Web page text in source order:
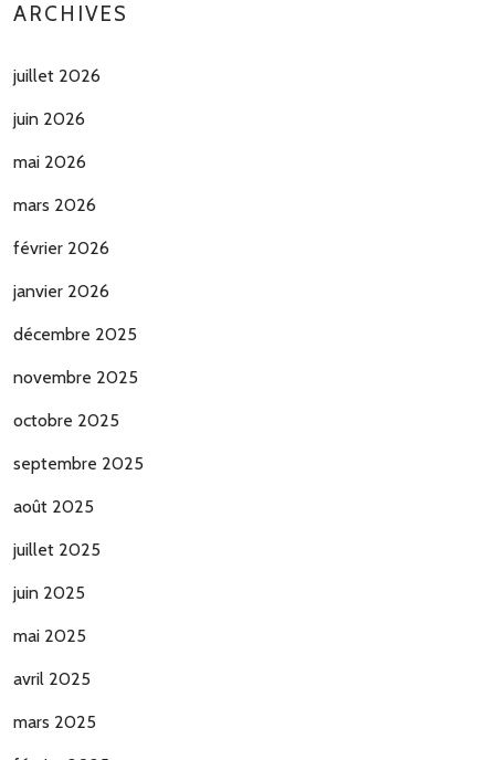
ARCHIVES
juillet 2026
juin 2026
mai 2026
mars 2026
février 2026
janvier 2026
décembre 2025
novembre 2025
octobre 2025
septembre 2025
août 2025
juillet 2025
juin 2025
mai 2025
avril 2025
mars 2025